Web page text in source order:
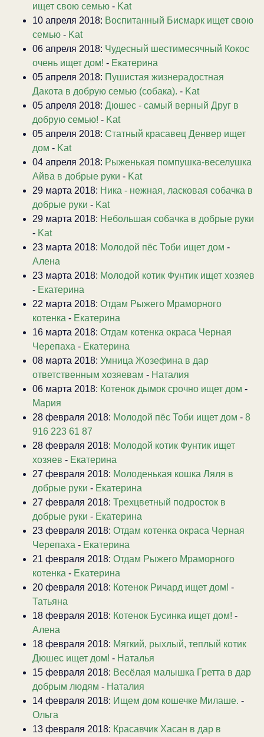
ищет свою семью - Kat
10 апреля 2018: Воспитанный Бисмарк ищет свою
семью - Kat
06 апреля 2018: Чудесный шестимесячный Кокос
очень ищет дом! - Екатерина
05 апреля 2018: Пушистая жизнерадостная
Дакота в добрую семью (собака). - Kat
05 апреля 2018: Дюшес - самый верный Друг в
добрую семью! - Kat
05 апреля 2018: Статный красавец Денвер ищет
дом - Kat
04 апреля 2018: Рыженькая помпушка-веселушка
Айва в добрые руки - Kat
29 марта 2018: Ника - нежная, ласковая собачка в
добрые руки - Kat
29 марта 2018: Небольшая собачка в добрые руки
- Kat
23 марта 2018: Молодой пёс Тоби ищет дом -
Алена
23 марта 2018: Молодой котик Фунтик ищет хозяев
- Екатерина
22 марта 2018: Отдам Рыжего Мраморного
котенка - Екатерина
16 марта 2018: Отдам котенка окраса Черная
Черепаха - Екатерина
08 марта 2018: Умница Жозефина в дар
ответственным хозяевам - Наталия
06 марта 2018: Котенок дымок срочно ищет дом -
Мария
28 февраля 2018: Молодой пёс Тоби ищет дом - 8
916 223 61 87
28 февраля 2018: Молодой котик Фунтик ищет
хозяев - Екатерина
27 февраля 2018: Молоденькая кошка Ляля в
добрые руки - Екатерина
27 февраля 2018: Трехцветный подросток в
добрые руки - Екатерина
23 февраля 2018: Отдам котенка окраса Черная
Черепаха - Екатерина
21 февраля 2018: Отдам Рыжего Мраморного
котенка - Екатерина
20 февраля 2018: Котенок Ричард ищет дом! -
Татьяна
18 февраля 2018: Котенок Бусинка ищет дом! -
Алена
18 февраля 2018: Мягкий, рыхлый, теплый котик
Дюшес ищет дом! - Наталья
15 февраля 2018: Весёлая малышка Гретта в дар
добрым людям - Наталия
14 февраля 2018: Ищем дом кошечке Милаше. -
Ольга
13 февраля 2018: Красавчик Хасан в дар в